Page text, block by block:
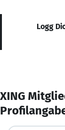
Logg
XING